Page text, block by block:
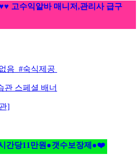
고수익알바 매니저,관리사 급구
음 #숙식제공
]
간당11만원●갯수보장제●❤️